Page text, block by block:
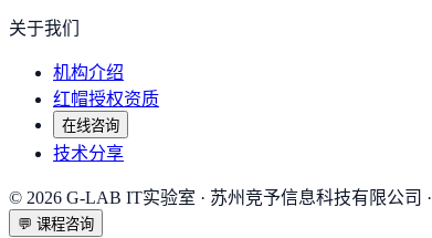
关于我们
机构介绍
红帽授权资质
在线咨询
技术分享
© 2026 G-LAB IT实验室 · 苏州竞予信息科技有限公司 ·
💬 课程咨询